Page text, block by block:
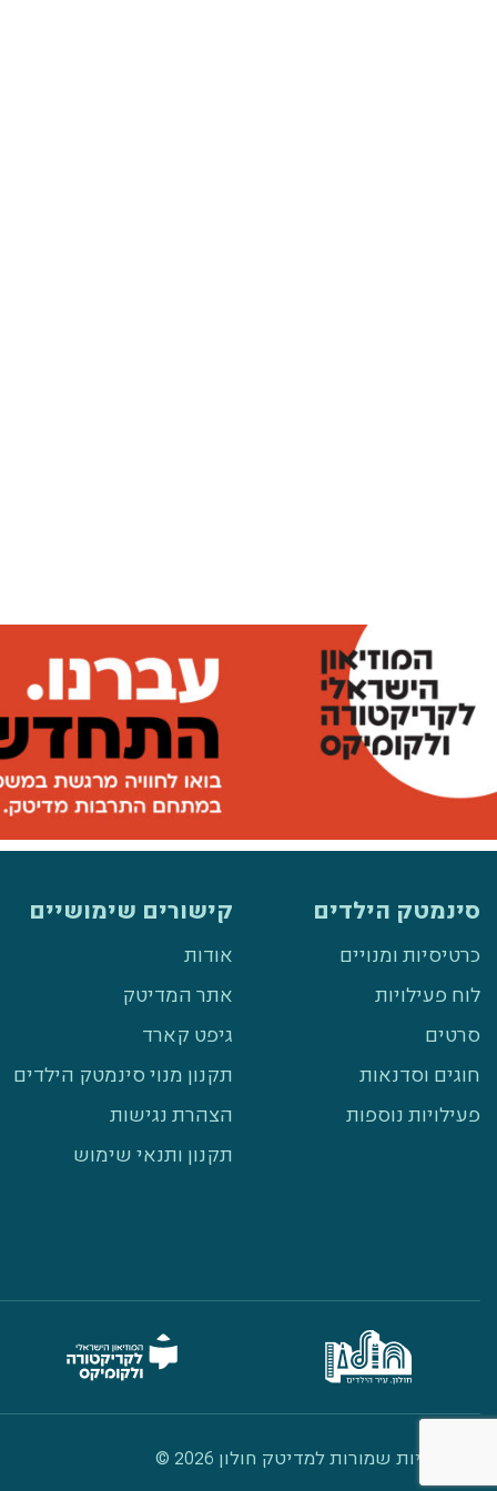
סינמטק הילדים
כרטיסיות ומנויים
לוח פעילויות
סרטים
חוגים וסדנאות
פעילויות נוספות
קישורים שימושיים
אודות
אתר המדיטק
גיפט קארד
תקנון מנוי סינמטק הילדים
הצהרת נגישות
תקנון ותנאי שימוש
כל הזכויות שמורות למדיטק חולון 2026 ©